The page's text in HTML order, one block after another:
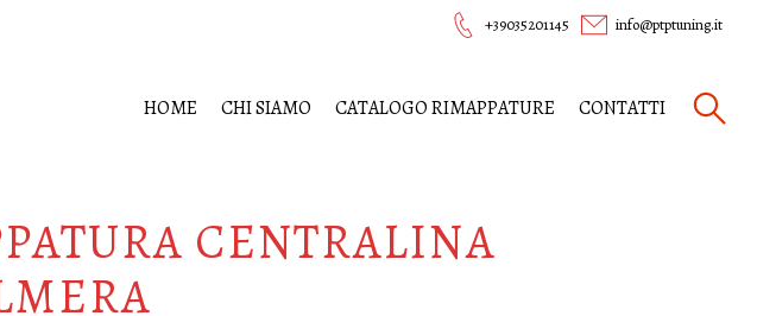
+39035201145 info@ptptuning.it
HOME CHI SIAMO CATALOGO RIMAPPATURE CONTATTI
CENTRALINA